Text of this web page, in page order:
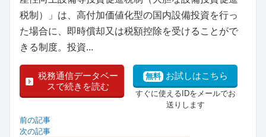
税制）」は、高付加価値化型の国内設備投資を行っ
た場合に、即時償却又は税額控除を受けることがで
きる制度。投資...
税務通信データベー
スで続きを読む
無料 お試しはこちら
すぐに使えるIDをメールでお
送りします
前の記事
次の記事